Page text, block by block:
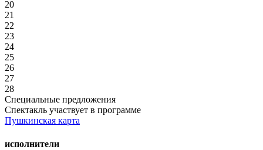
20
21
22
23
24
25
26
27
28
Специальные предложения
Спектакль участвует в программе
Пушкинская карта
исполнители